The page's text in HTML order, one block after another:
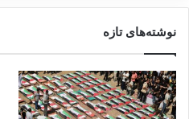
نوشته‌های تازه